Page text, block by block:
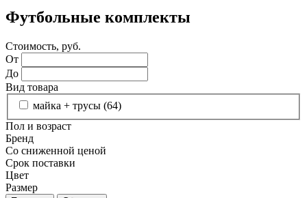
Футбольные комплекты
Стоимость, руб.
От
До
Вид товара
майка + трусы (64)
Пол и возраст
Бренд
Со сниженной ценой
Срок поставки
Цвет
Размер